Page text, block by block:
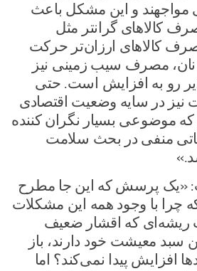
مواجهند و این مشکل باعث
کالا‌های گرانتر مثل
کالا‌های ارزان‌تر حرکت
مصرف سیب زمینی نیز
رو به افزایش است. حتی
نیز در سایه وضعیت اقتصادی
موضوعی بسیار نگران کننده
منفی در بحث سلامت
«یک پرسش که این جا مطرح
با وجود همه این مشکلات
ریشه‌ای که اقشار ضعیف
سبد معیشت خود دارند، باز
افزایش پیدا نمی‌کند؟ اما